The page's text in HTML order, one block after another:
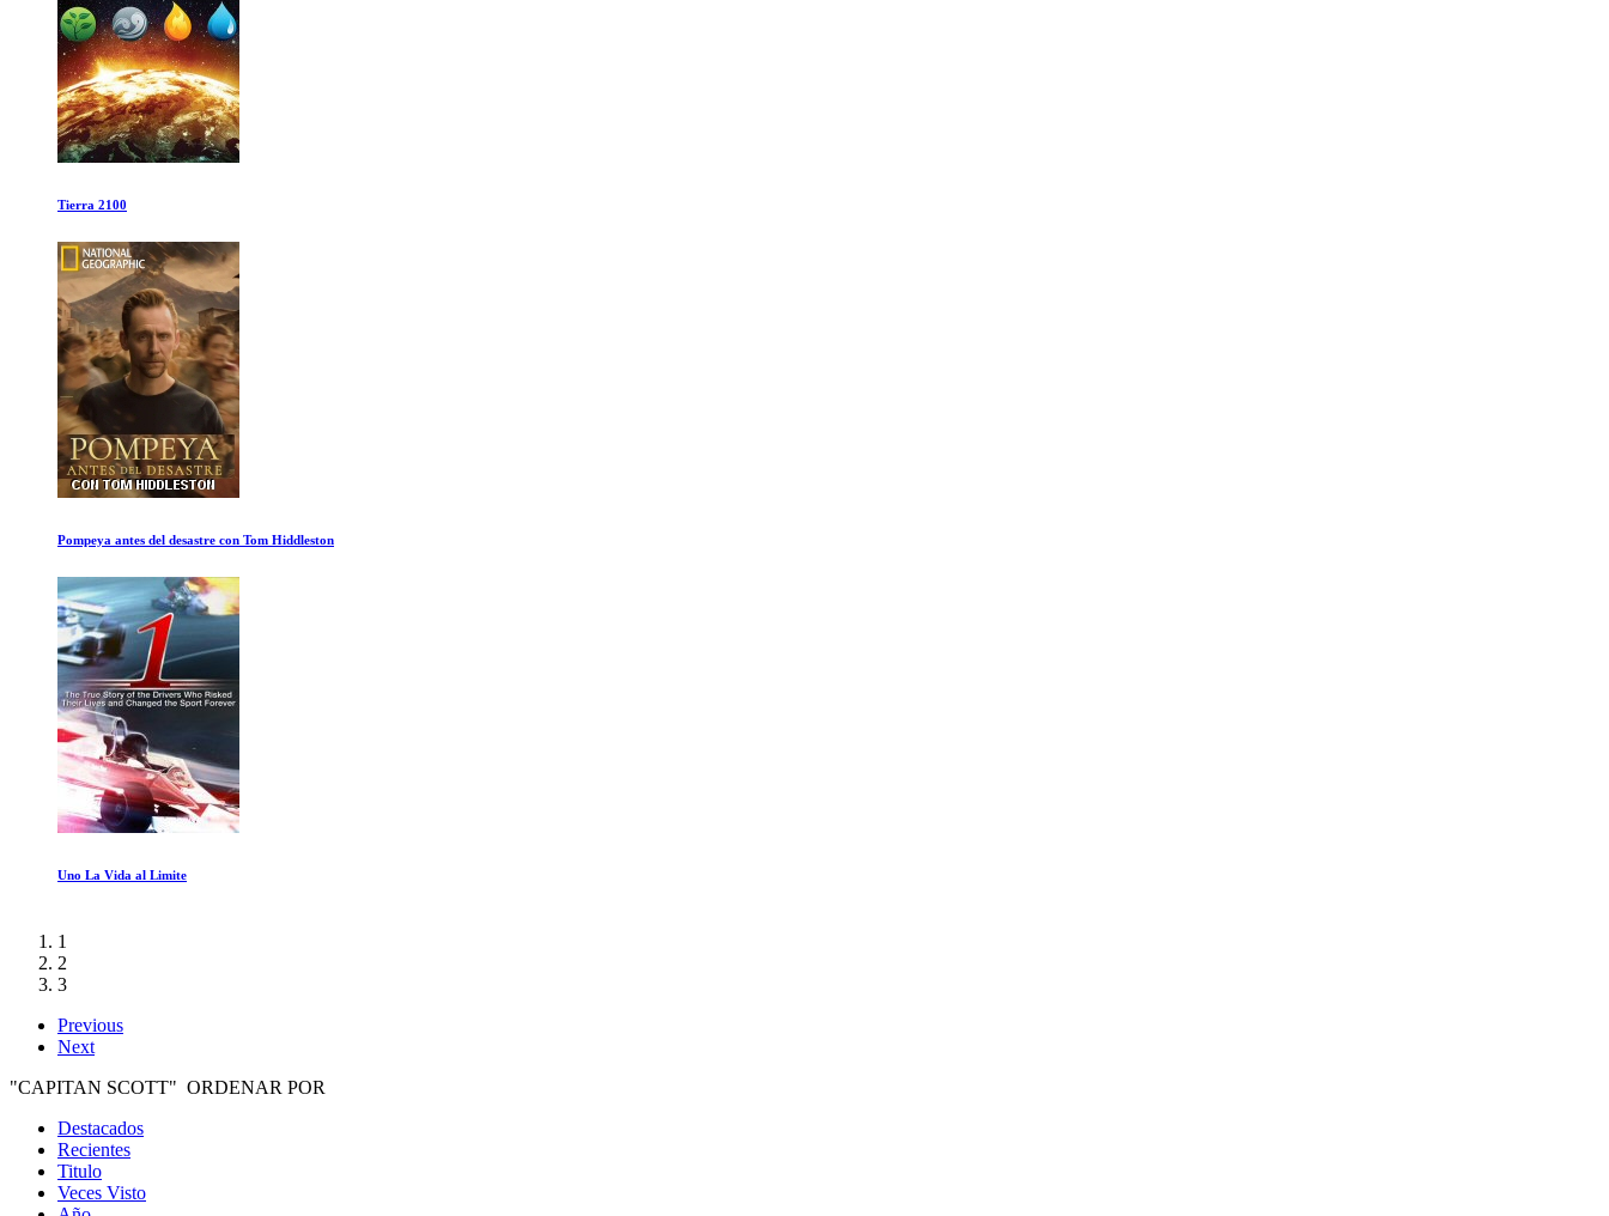
Life: Primates
Pequeños Gigantes
Que es una mujer
1
2
3
Previous
Next
"CAPITAN SCOTT" ORDENAR POR
Destacados
Recientes
Titulo
Veces Visto